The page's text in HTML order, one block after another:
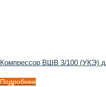
Компрессор ВШВ 3/100 (УКЭ)
Подробнее